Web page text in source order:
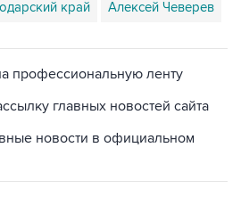
край Алексей Чеверев
профессиональную ленту
главных новостей сайта
новости в официальном